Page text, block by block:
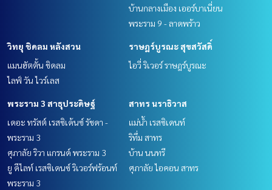
บ้านกลางเมือง เออร์บาเนี่ยน
พระราม 9 - ลาดพร้าว
วิทยุ ชิดลม หลังสวน
แมนฮัตตั้น ชิดลม
ไลฟ์ วัน ไวร์เลส
ราษฎร์บูรณะ สุขสวัสดิ์
ไอวี่ ริเวอร์ ราษฎร์บูรณะ
พระราม 3 สาธุประดิษฐ์
เดอะ ทรัสต์ เรสซิเด้นซ์ รัชดา -
พระราม 3
ศุภาลัย ริวา แกรนด์ พระราม 3
ยู ดีไลท์ เรสซิเดนซ์ ริเวอร์ฟร้อนท์
พระราม 3
สาทร นราธิวาส
แม่น้ำ เรสซิเดนท์
ริทึ่ม สาทร
บ้าน นนทรี
ศุภาลัย ไอคอน สาทร